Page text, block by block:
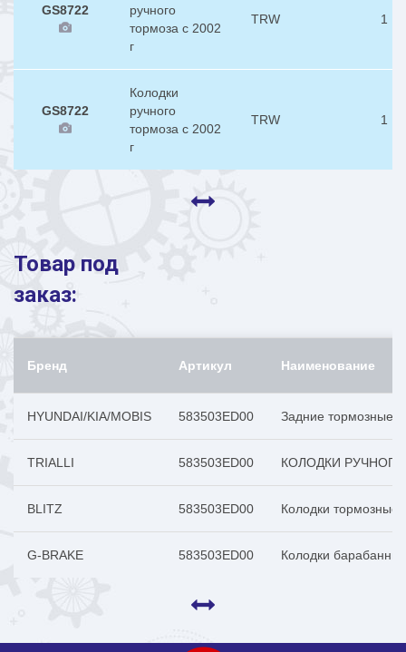
GS8722
ручного
тормоза с 2002
г
TRW 1
GS8722
Колодки
ручного
тормоза с 2002
г
TRW 1
Товар под
заказ:
Бренд Артикул Наименование
HYUNDAI/KIA/MOBIS 583503ED00 Задние тормозные
TRIALLI 583503ED00 КОЛОДКИ РУЧНОГО
BLITZ 583503ED00 Колодки тормозные
G-BRAKE 583503ED00 Колодки